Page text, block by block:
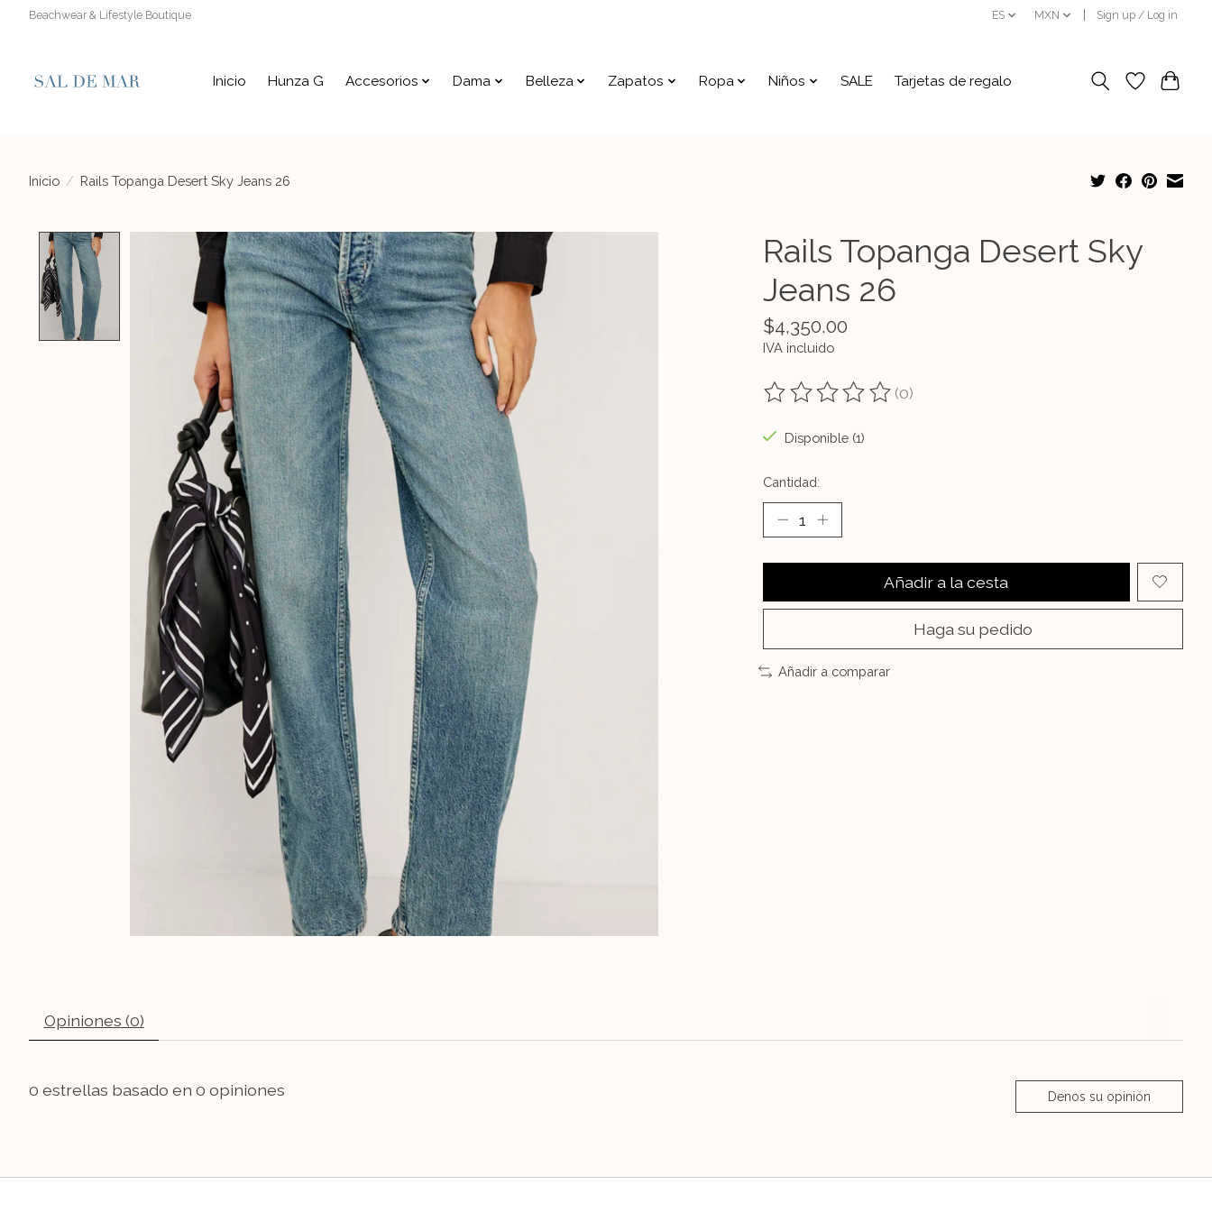
Beachwear & Lifestyle Boutique ES MXN Sign up / Log in
Inicio Hunza G Accesorios Dama Belleza Zapatos Ropa Niños SALE Tarjetas de regalo
Inicio / Rails Topanga Desert Sky Jeans 26
Product image slideshow Items
Rails Topanga Desert Sky
Jeans 26
$4,350.00
IVA incluido
The rating of this product is
(0)
Disponible (1)
Cantidad:
Añadir a la cesta
Haga su pedido
Añadir a comparar
Opiniones (0)
0 estrellas basado en 0 opiniones Denos su opinión